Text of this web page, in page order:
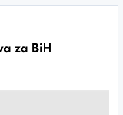
za BiH